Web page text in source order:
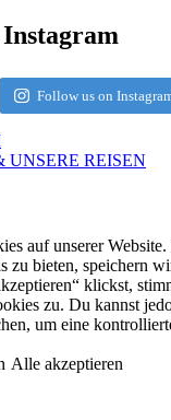
Follow us on
UNSERE REISEN
auf unserer
zu bieten, speichern
klickst,
zu. Du kannst
um eine
Alle akzeptieren